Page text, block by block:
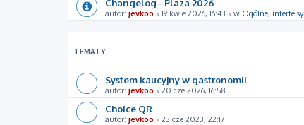
autor: jevkoo »19 kwie 2026, 16:43 » w Ogólne, interfejsy
TEMATY
System kaucyjny w gastronomii
autor: jevkoo » 20 cze 2026, 16:58
Choice QR
autor: jevkoo » 23 cze 2023, 22:17